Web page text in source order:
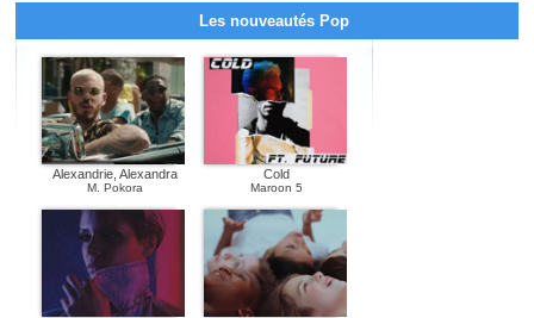
Les nouveautés Pop
Alexandrie, Alexandra
M. Pokora
Cold
Maroon 5